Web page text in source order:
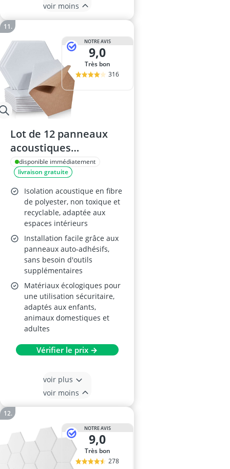
voir moins
NOTRE AVIS
9,0
Très bon
316
Lot de 12 panneaux
acoustiques
hexagonaux
disponible immédiatement
livraison gratuite
Isolation acoustique en fibre
de polyester, non toxique et
recyclable, adaptée aux
espaces intérieurs
Installation facile grâce aux
panneaux auto-adhésifs,
sans besoin d'outils
supplémentaires
Matériaux écologiques pour
une utilisation sécuritaire,
adaptés aux enfants,
animaux domestiques et
adultes
Vérifier le prix →
voir plus
voir moins
NOTRE AVIS
9,0
Très bon
278